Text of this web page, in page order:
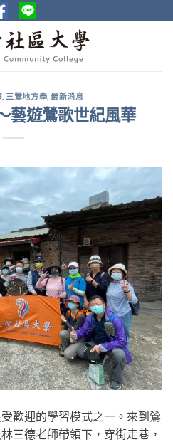
三鶯地方學 ,最新消息
藝遊鶯歌世紀風華
歡迎的學習模式之一。來到鶯
三德老師帶領下，穿街走巷，